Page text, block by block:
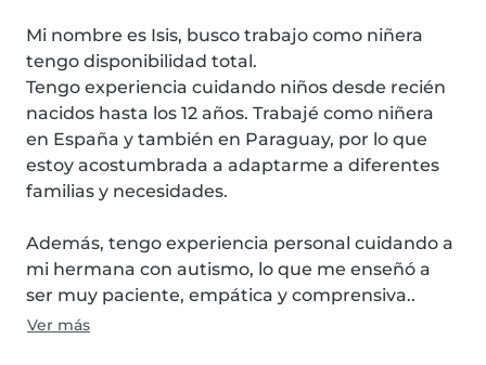
Mi nombre es Isis, busco trabajo como niñera
tengo disponibilidad total.
Tengo experiencia cuidando niños desde recién
nacidos hasta los 12 años. Trabajé como niñera
en España y también en Paraguay, por lo que
estoy acostumbrada a adaptarme a diferentes
familias y necesidades.
Además, tengo experiencia personal cuidando a
mi hermana con autismo, lo que me enseñó a
ser muy paciente, empática y comprensiva..
Ver más